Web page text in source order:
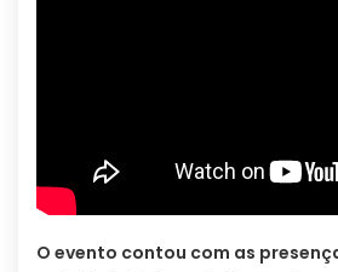
O evento contou com as